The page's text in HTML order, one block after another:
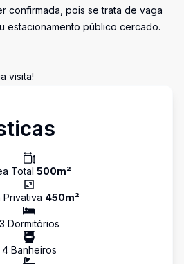
confirmada, pois se trata de vaga
estacionamento público cercado.
visita!
Total 500m²
Privativa 450m²
3 Dormitórios
4Banheiros